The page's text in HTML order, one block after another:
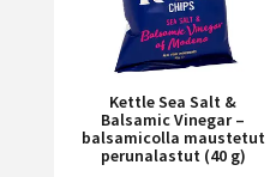
Kettle Sea Salt &
Balsamic Vinegar –
balsamicolla maustetut
perunalastut (40 g)